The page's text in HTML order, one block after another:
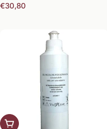
Prezzo
€30,80
Aggiungi al carrello